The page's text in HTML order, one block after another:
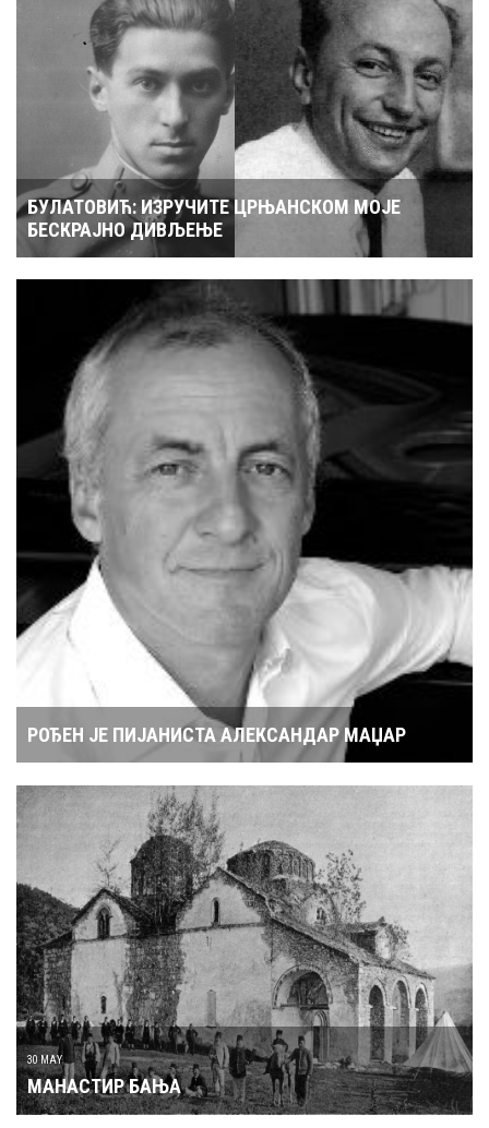
БУЛАТОВИЋ: ИЗРУЧИТЕ ЦРЊАНСКОМ МОЈЕ
БЕСКРАЈНО ДИВЉЕЊЕ
РОЂЕН ЈЕ ПИЈАНИСТА АЛЕКСАНДАР МАЏАР
30 MAY
МАНАСТИР БАЊА